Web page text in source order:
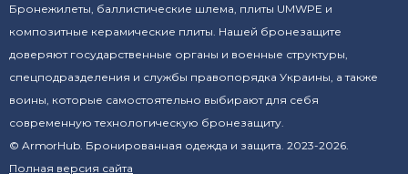
Бронежилеты, баллистические шлема, плиты UMWPE и
композитные керамические плиты. Нашей бронезащите
доверяют государственные органы и военные структуры,
спецподразделения и службы правопорядка Украины, а также
воины, которые самостоятельно выбирают для себя
современную технологическую бронезащиту.
© ArmorHub. Бронированная одежда и защита. 2023-2026.
Полная версия сайта